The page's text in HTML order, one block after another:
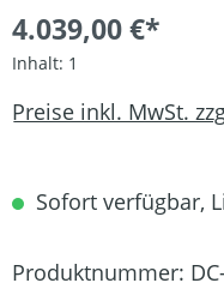
4.039,00 €*
Inhalt: 1
Preise inkl. MwSt.
Sofort verfügbar,
Produktnummer: